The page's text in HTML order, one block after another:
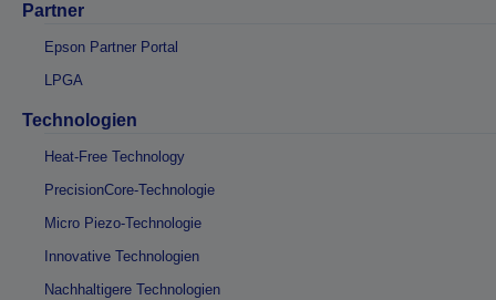
Partner
Epson Partner Portal
LPGA
Technologien
Heat-Free Technology
PrecisionCore-Technologie
Micro Piezo-Technologie
Innovative Technologien
Nachhaltigere Technologien